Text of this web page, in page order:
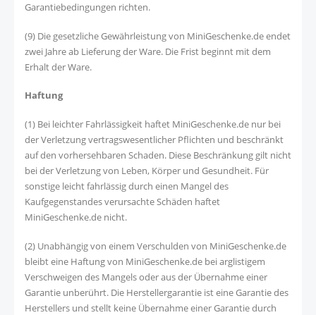
Garantiebedingungen richten.
(9) Die gesetzliche Gewährleistung von MiniGeschenke.de endet
zwei Jahre ab Lieferung der Ware. Die Frist beginnt mit dem
Erhalt der Ware.
Haftung
(1) Bei leichter Fahrlässigkeit haftet MiniGeschenke.de nur bei
der Verletzung vertragswesentlicher Pflichten und beschränkt
auf den vorhersehbaren Schaden. Diese Beschränkung gilt nicht
bei der Verletzung von Leben, Körper und Gesundheit. Für
sonstige leicht fahrlässig durch einen Mangel des
Kaufgegenstandes verursachte Schäden haftet
MiniGeschenke.de nicht.
(2) Unabhängig von einem Verschulden von MiniGeschenke.de
bleibt eine Haftung von MiniGeschenke.de bei arglistigem
Verschweigen des Mangels oder aus der Übernahme einer
Garantie unberührt. Die Herstellergarantie ist eine Garantie des
Herstellers und stellt keine Übernahme einer Garantie durch